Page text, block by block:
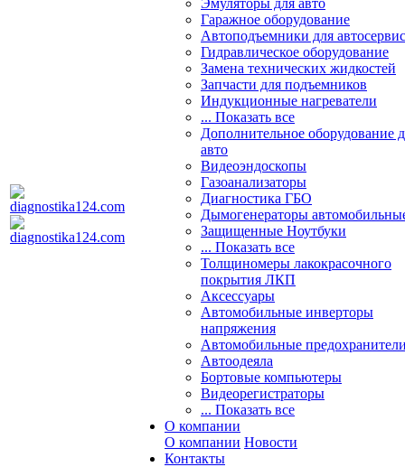
Эмуляторы для авто
Гаражное оборудование
Автоподъемники для
Гидравлическое оборудование
Замена технических жидкостей
Запчасти для подъемников
Индукционные нагреватели
... Показать все
Дополнительное оборудование
авто
Видеоэндоскопы
Газоанализаторы
Диагностика ГБО
Дымогенераторы
Защищенные Ноутбуки
... Показать все
Толщиномеры лакокрасочного
покрытия ЛКП
Аксессуары
Автомобильные инверторы
напряжения
Автомобильные
Автоодеяла
Бортовые компьютеры
Видеорегистраторы
... Показать все
О компании
О компании Новости
Контакты